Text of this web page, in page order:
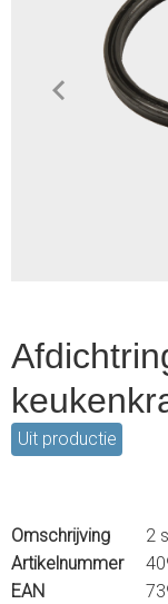
Uit productie
Omschrijving
2
Artikelnummer
EAN